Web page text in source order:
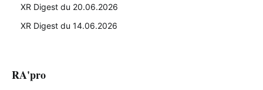
XR Digest du 20.06.2026
XR Digest du 14.06.2026
RA'pro